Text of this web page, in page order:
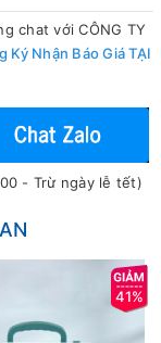
chat với CÔNG TY
Ký Nhận Báo Giá TẠI
- Trừ ngày lễ tết)
41%